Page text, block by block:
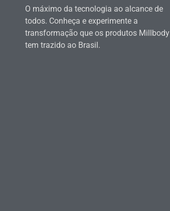
O máximo da tecnologia ao alcance de
todos. Conheça e experimente a
transformação que os produtos Millbody
tem trazido ao Brasil.